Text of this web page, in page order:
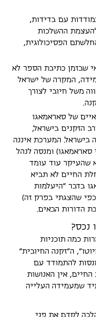
עם בדידות,
להעצמת ההשלכות
הפסיכולוגית,
שבזמן כתיבת הספר לא
המקרה של ישראל
משל חיובי לצורך
של סאראמאגו
הזקנים בישראל,
בישראל. המערכת איננה
ומנסה לנהל
שהעיקר עוד עומד
החיים לא תביא
בדבר "היעלמות
שהצגתי בפרק זה)
הדורות הבאים.
נכס?
כמה תוכניות
ה"זקנה החיובית"
להתמודד עם
החיים, אין האנושות
שמעמידה העלייה
לקדם את פני